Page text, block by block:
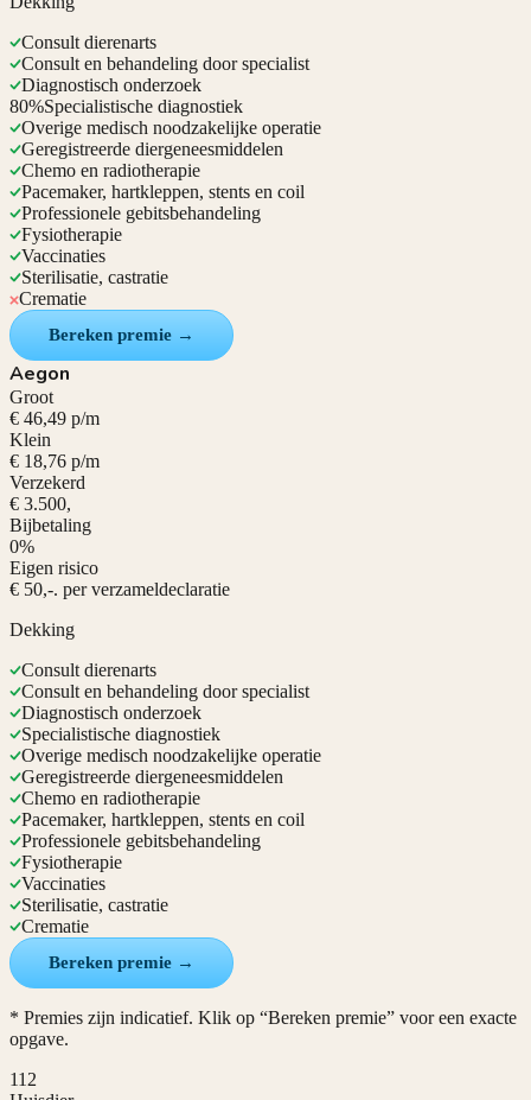
Consult dierenarts
Consult en behandeling door specialist
Diagnostisch onderzoek
80%Specialistische diagnostiek
Overige medisch noodzakelijke operatie
Geregistreerde diergeneesmiddelen
Chemo en radiotherapie
Pacemaker, hartkleppen, stents en coil
Professionele gebitsbehandeling
Fysiotherapie
Vaccinaties
Sterilisatie, castratie
Crematie
Bereken premie →
Aegon
Groot
€ 46,49 p/m
Klein
€ 18,76 p/m
Verzekerd
€ 3.500,
Bijbetaling
0%
Eigen risico
€ 50,-. per verzameldeclaratie
Dekking
Consult dierenarts
Consult en behandeling door specialist
Diagnostisch onderzoek
Specialistische diagnostiek
Overige medisch noodzakelijke operatie
Geregistreerde diergeneesmiddelen
Chemo en radiotherapie
Pacemaker, hartkleppen, stents en coil
Professionele gebitsbehandeling
Fysiotherapie
Vaccinaties
Sterilisatie, castratie
Crematie
Bereken premie →
* Premies zijn indicatief. Klik op “Bereken premie” voor een exacte
opgave.
112